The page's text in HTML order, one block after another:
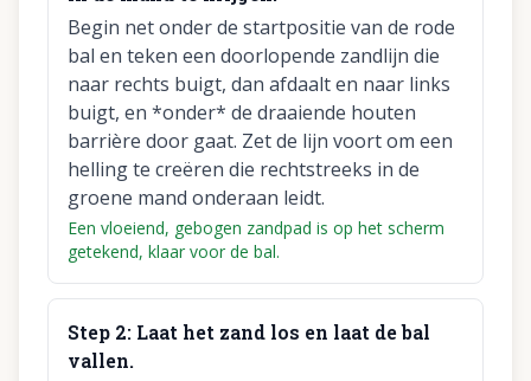
Begin net onder de startpositie van de rode
bal en teken een doorlopende zandlijn die
naar rechts buigt, dan afdaalt en naar links
buigt, en *onder* de draaiende houten
barrière door gaat. Zet de lijn voort om een
helling te creëren die rechtstreeks in de
groene mand onderaan leidt.
Een vloeiend, gebogen zandpad is op het scherm
getekend, klaar voor de bal.
Step 2: Laat het zand los en laat de bal
vallen.